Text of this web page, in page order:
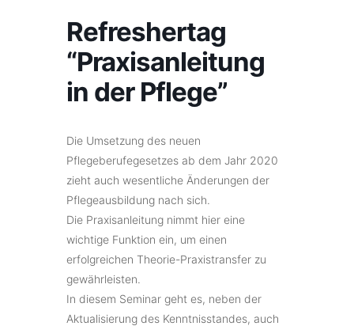
Refreshertag
“Praxisanleitung
in der Pflege”
Die Umsetzung des neuen
Pflegeberufegesetzes ab dem Jahr 2020
zieht auch wesentliche Änderungen der
Pflegeausbildung nach sich.
Die Praxisanleitung nimmt hier eine
wichtige Funktion ein, um einen
erfolgreichen Theorie-Praxistransfer zu
gewährleisten.
In diesem Seminar geht es, neben der
Aktualisierung des Kenntnisstandes, auch